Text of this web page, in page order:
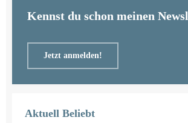
Kennst du schon meinen
Jetzt anmelden!
Aktuell Beliebt